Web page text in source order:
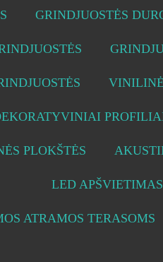
GRINDJUOSTĖS
PLOKŠTĖS
LED APŠVIETIMAS
ATRAMOS TERASOMS